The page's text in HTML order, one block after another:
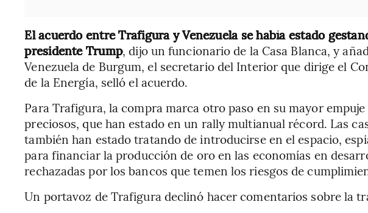
El acuerdo entre Trafigura y Venezuela se había estado
presidente Trump, dijo un funcionario de la Casa Blanca, y
Venezuela de Burgum, el secretario del Interior que dirige el
de la Energía, selló el acuerdo.
Para Trafigura, la compra marca otro paso en su mayor
preciosos, que han estado en un rally multianual récord. Las
también han estado tratando de introducirse en el espacio,
para financiar la producción de oro en las economías en
rechazadas por los bancos que temen los riesgos de
Un portavoz de Trafigura declinó hacer comentarios sobre la